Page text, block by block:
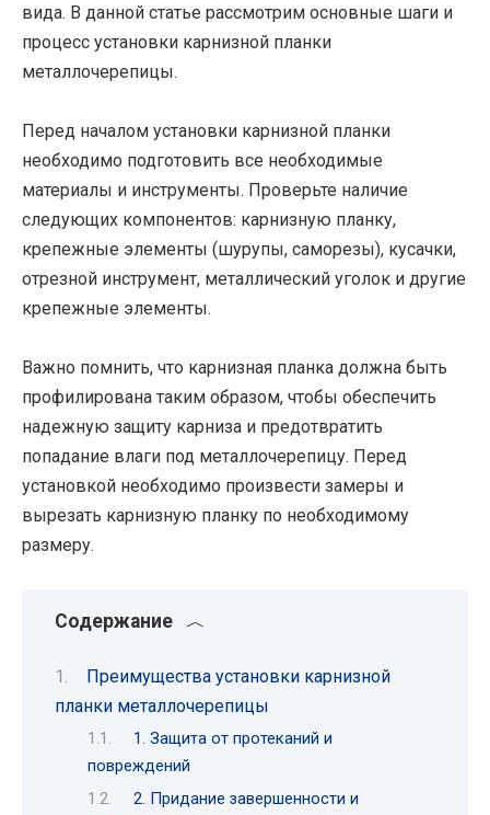
вида. В данной статье рассмотрим основные шаги и
процесс установки карнизной планки
металлочерепицы.
Перед началом установки карнизной планки
необходимо подготовить все необходимые
материалы и инструменты. Проверьте наличие
следующих компонентов: карнизную планку,
крепежные элементы (шурупы, саморезы), кусачки,
отрезной инструмент, металлический уголок и другие
крепежные элементы.
Важно помнить, что карнизная планка должна быть
профилирована таким образом, чтобы обеспечить
надежную защиту карниза и предотвратить
попадание влаги под металлочерепицу. Перед
установкой необходимо произвести замеры и
вырезать карнизную планку по необходимому
размеру.
Содержание
Преимущества установки карнизной
планки металлочерепицы
1. Защита от протеканий и
повреждений
2. Придание завершенности и